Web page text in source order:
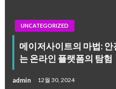
UNCATEGORIZED
메이저사이트의 마법: 안
는 온라인 플랫폼의 탐험
admin 12월 30, 2024